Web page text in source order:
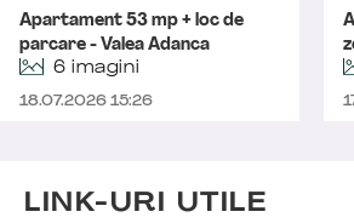
Apartament 53 mp + loc de
parcare - Valea Adanca
6 imagini
18.07.2026 15:26
LINK-URI UTILE